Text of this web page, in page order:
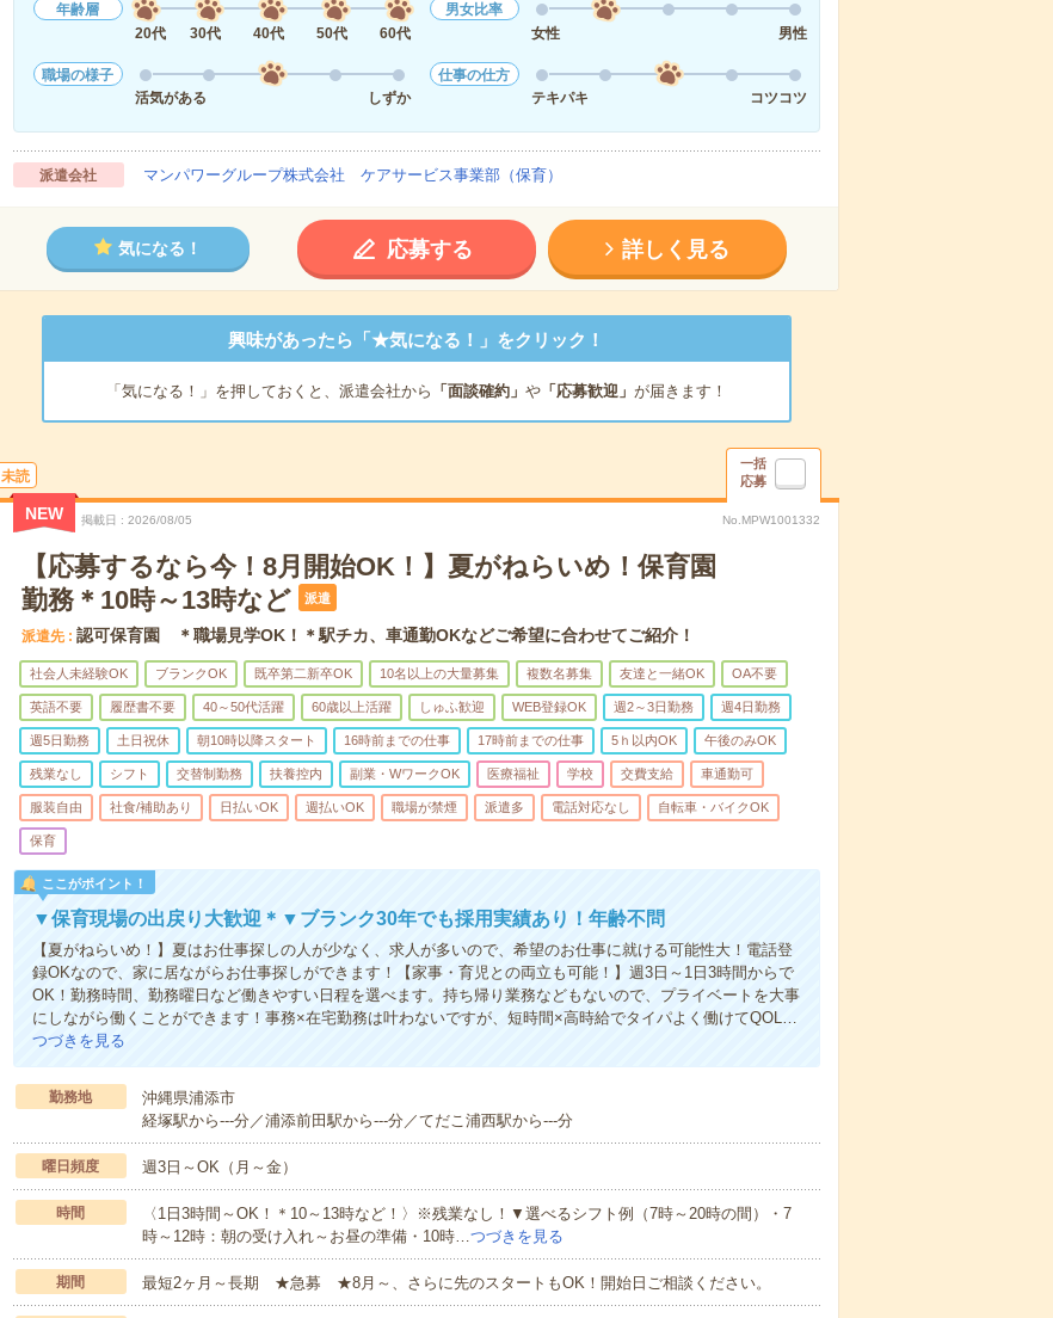
年齢層
20代
30代 40代 50代 60代
男女比率
女性
男性
職場の様子
活気がある
しずか
仕事の仕方
テキパキ
コツコツ
派遣会社 マンパワーグループ株式会社 ケアサービス事業部（保育）
気になる！ 応募する 詳しく見る
興味があったら「★気になる！」をクリック！
「気になる！」を押しておくと、派遣会社から 「面談確約」 や「応募歓迎」 が届きます！
未読
一括
応募
NEW 掲載日 2026/08/05 No.MPW1001332
【応募するなら今！8月開始OK！】夏がねらいめ！保育園
勤務＊10時～13時など
派遣
派遣先 認可保育園 ＊職場見学OK！＊駅チカ、車通勤OKなどご希望に合わせてご紹介！
社会人未経験OK ブランクOK 既卒第二新卒OK 10名以上の大量募集 複数名募集 友達と一緒OK OA不要
英語不要 履歴書不要 40～50代活躍 60歳以上活躍 しゅふ歓迎 WEB登録OK 週2～3日勤務 週4日勤務
週5日勤務 土日祝休 朝10時以降スタート 16時前までの仕事 17時前までの仕事 5ｈ以内OK 午後のみOK
残業なし シフト 交替制勤務 扶養控内 副業・WワークOK 医療福祉 学校 交費支給 車通勤可
服装自由 社食/補助あり 日払いOK 週払いOK 職場が禁煙 派遣多 電話対応なし 自転車・バイクOK
保育
ここがポイント！
▼保育現場の出戻り大歓迎＊▼ブランク30年でも採用実績あり！年齢不問
【夏がねらいめ！】夏はお仕事探しの人が少なく、求人が多いので、希望のお仕事に就ける可能性大！電話登
録OKなので、家に居ながらお仕事探しができます！【家事・育児との両立も可能！】週3日～1日3時間からで
OK！勤務時間、勤務曜日など働きやすい日程を選べます。持ち帰り業務などもないので、プライベートを大事
にしながら働くことができます！事務×在宅勤務は叶わないですが、短時間×高時給でタイパよく働けてQOL…
つづきを見る
勤務地
沖縄県浦添市
経塚駅から---分／浦添前田駅から---分／てだこ浦西駅から---分
曜日頻度 週3日～OK（月～金）
時間
〈1日3時間～OK！＊10～13時など！〉※残業なし！▼選べるシフト例（7時～20時の間）・7
時～12時：朝の受け入れ～お昼の準備・10時…つづきを見る
期間 最短2ヶ月～長期 ★急募 ★8月～、さらに先のスタートもOK！開始日ご相談ください。